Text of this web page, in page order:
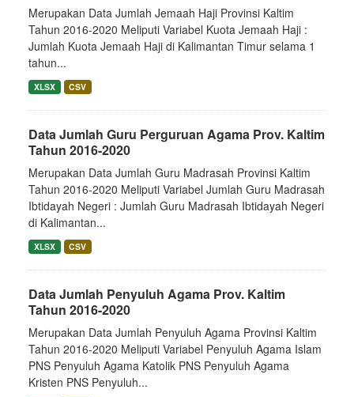
Merupakan Data Jumlah Jemaah Haji Provinsi Kaltim
Tahun 2016-2020 Meliputi Variabel Kuota Jemaah Haji :
Jumlah Kuota Jemaah Haji di Kalimantan Timur selama 1
tahun...
XLSX CSV
Data Jumlah Guru Perguruan Agama Prov. Kaltim
Tahun 2016-2020
Merupakan Data Jumlah Guru Madrasah Provinsi Kaltim
Tahun 2016-2020 Meliputi Variabel Jumlah Guru Madrasah
Ibtidayah Negeri : Jumlah Guru Madrasah Ibtidayah Negeri
di Kalimantan...
XLSX CSV
Data Jumlah Penyuluh Agama Prov. Kaltim
Tahun 2016-2020
Merupakan Data Jumlah Penyuluh Agama Provinsi Kaltim
Tahun 2016-2020 Meliputi Variabel Penyuluh Agama Islam
PNS Penyuluh Agama Katolik PNS Penyuluh Agama
Kristen PNS Penyuluh...